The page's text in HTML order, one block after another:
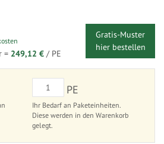
= 249,12 € / PE
Gratis-Muster
hier bestellen
PE
Ihr Bedarf an Paketeinheiten.
Diese werden in den Warenkorb
gelegt.